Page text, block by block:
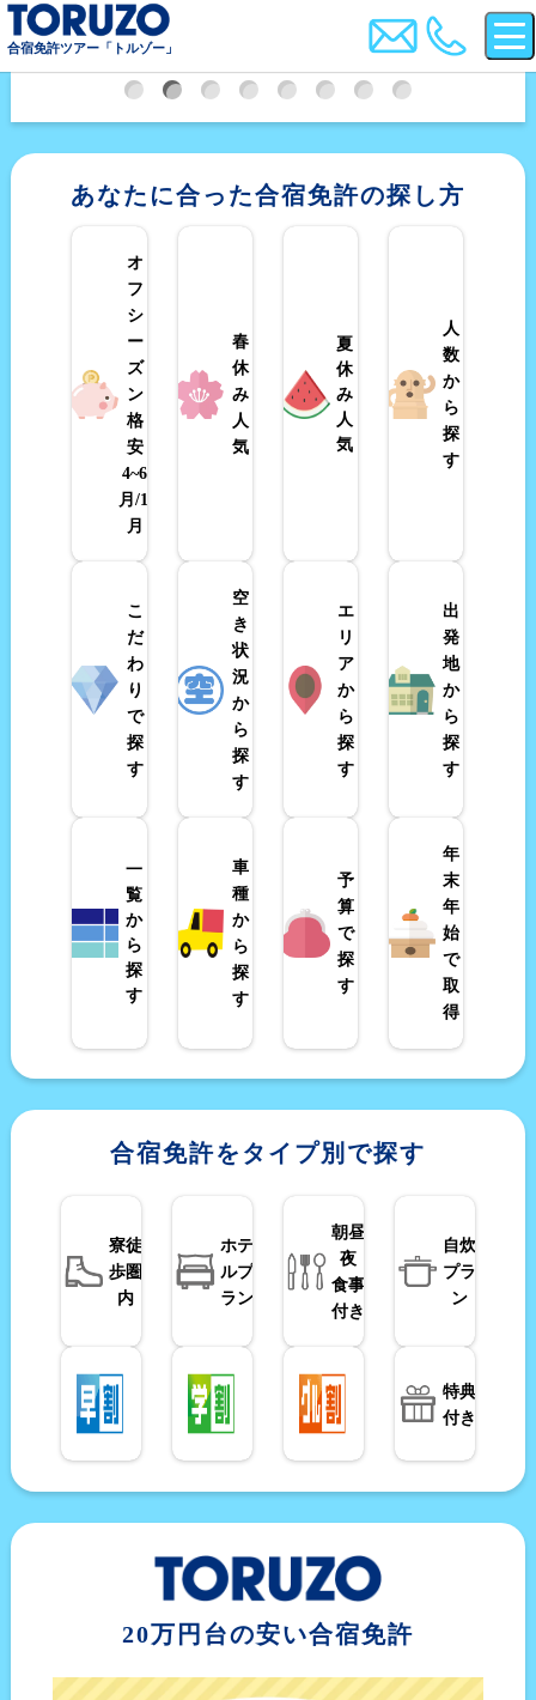
合宿免許ツアー「トルゾー」
2
あなたに合った合宿免許の探し方
オ
フ
シ
ー
ズ
ン
格
安
4~6
月/10~12
月
春
休
み
人
気
夏
休
み
人
気
人
数
か
ら
探
す
こ
だ
わ
り
で
探
す
空
き
状
況
か
ら
探
す
エ
リ
ア
か
ら
探
す
出
発
地
か
ら
探
す
一
覧
か
ら
探
す
車
種
か
ら
探
す
予
算
で
探
す
年
末
年
始
で
取
得
合宿免許をタイプ別で探す
寮徒
歩圏
内
ホテ
ルプ
ラン
朝昼
夜
食事
付き
自炊
プラ
ン
特典
付き
20万円台の安い合宿免許